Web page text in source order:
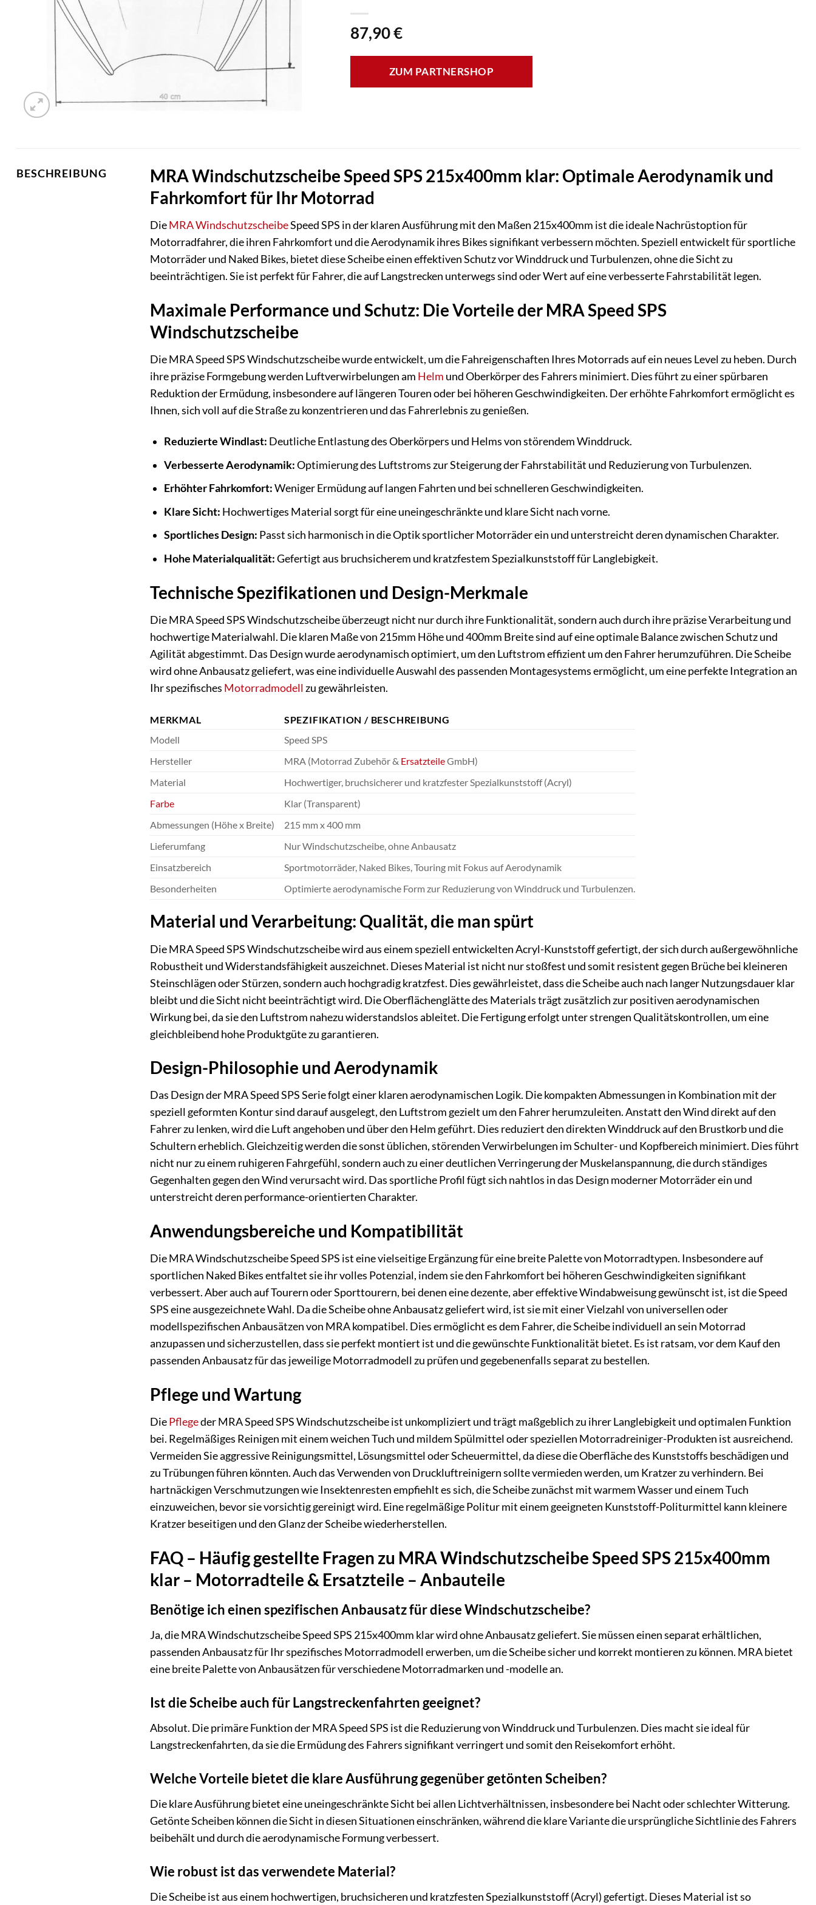
87,90€
ZUM PARTNERSHOP
BESCHREIBUNG
MRA Windschutzscheibe Speed SPS 215x400mm klar: Optimale Aerodynamik und
Fahrkomfort für Ihr Motorrad
DieMRAWindschutzscheibeSpeed SPS in der klaren Ausführung mit den Maßen 215x400mm ist die ideale Nachrüstoption für
Motorradfahrer, die ihren Fahrkomfort und die Aerodynamik ihres Bikes signifikant verbessern möchten. Speziell entwickelt für sportliche
Motorräder und Naked Bikes, bietet diese Scheibe einen effektiven Schutz vor Winddruck und Turbulenzen, ohne die Sicht zu
beeinträchtigen. Sie ist perfekt für Fahrer, die auf Langstrecken unterwegs sind oder Wert auf eine verbesserte Fahrstabilität legen.
Maximale Performance und Schutz: Die Vorteile der MRA Speed SPS
Windschutzscheibe
Die MRA Speed SPS Windschutzscheibe wurde entwickelt, um die Fahreigenschaften Ihres Motorrads auf ein neues Level zu heben. Durch
ihre präzise Formgebung werden Luftverwirbelungen am Helm und Oberkörper des Fahrers minimiert. Dies führt zu einer spürbaren
Reduktion der Ermüdung, insbesondere auf längeren Touren oder bei höheren Geschwindigkeiten. Der erhöhte Fahrkomfort ermöglicht es
Ihnen, sich voll auf die Straße zu konzentrieren und das Fahrerlebnis zu genießen.
Reduzierte Windlast: Deutliche Entlastung des Oberkörpers und Helms von störendem Winddruck.
Verbesserte Aerodynamik:Optimierung des Luftstroms zur Steigerung der Fahrstabilität und Reduzierung von Turbulenzen.
Erhöhter Fahrkomfort:Weniger Ermüdung auf langen Fahrten und bei schnelleren Geschwindigkeiten.
Klare Sicht: Hochwertiges Material sorgt für eine uneingeschränkte und klare Sicht nach vorne.
Sportliches Design: Passt sich harmonisch in die Optik sportlicher Motorräder ein und unterstreicht deren dynamischen Charakter.
Hohe Materialqualität:Gefertigt aus bruchsicherem und kratzfestem Spezialkunststoff für Langlebigkeit.
Technische Spezifikationen und Design-Merkmale
Die MRA Speed SPS Windschutzscheibe überzeugt nicht nur durch ihre Funktionalität, sondern auch durch ihre präzise Verarbeitung und
hochwertige Materialwahl. Die klaren Maße von 215mm Höhe und 400mm Breite sind auf eine optimale Balance zwischen Schutz und
Agilität abgestimmt. Das Design wurde aerodynamisch optimiert, um den Luftstrom effizient um den Fahrer herumzuführen. Die Scheibe
wird ohne Anbausatz geliefert, was eine individuelle Auswahl des passenden Montagesystems ermöglicht, um eine perfekte Integration an
Ihr spezifisches Motorradmodellzu gewährleisten.
MERKMAL
SPEZIFIKATION / BESCHREIBUNG
Modell
Speed SPS
Hersteller
MRA (Motorrad Zubehör & ErsatzteileGmbH)
Material
Hochwertiger, bruchsicherer und kratzfester Spezialkunststoff (Acryl)
Farbe
Klar (Transparent)
Abmessungen (Höhe x Breite)
215 mm x 400 mm
Lieferumfang
Nur Windschutzscheibe, ohne Anbausatz
Einsatzbereich
Sportmotorräder, Naked Bikes, Touring mit Fokus auf Aerodynamik
Besonderheiten
Optimierte aerodynamische Form zur Reduzierung von Winddruck und Turbulenzen.
Material und Verarbeitung: Qualität, die man spürt
Die MRA Speed SPS Windschutzscheibe wird aus einem speziell entwickelten Acryl-Kunststoff gefertigt, der sich durch außergewöhnliche
Robustheit und Widerstandsfähigkeit auszeichnet. Dieses Material ist nicht nur stoßfest und somit resistent gegen Brüche bei kleineren
Steinschlägen oder Stürzen, sondern auch hochgradig kratzfest. Dies gewährleistet, dass die Scheibe auch nach langer Nutzungsdauer klar
bleibt und die Sicht nicht beeinträchtigt wird. Die Oberflächenglätte des Materials trägt zusätzlich zur positiven aerodynamischen
Wirkung bei, da sie den Luftstrom nahezu widerstandslos ableitet. Die Fertigung erfolgt unter strengen Qualitätskontrollen, um eine
gleichbleibend hohe Produktgüte zu garantieren.
Design-Philosophie und Aerodynamik
Das Design der MRA Speed SPS Serie folgt einer klaren aerodynamischen Logik. Die kompakten Abmessungen in Kombination mit der
speziell geformten Kontur sind darauf ausgelegt, den Luftstrom gezielt um den Fahrer herumzuleiten. Anstatt den Wind direkt auf den
Fahrer zu lenken, wird die Luft angehoben und über den Helm geführt. Dies reduziert den direkten Winddruck auf den Brustkorb und die
Schultern erheblich. Gleichzeitig werden die sonst üblichen, störenden Verwirbelungen im Schulter- und Kopfbereich minimiert. Dies führt
nicht nur zu einem ruhigeren Fahrgefühl, sondern auch zu einer deutlichen Verringerung der Muskelanspannung, die durch ständiges
Gegenhalten gegen den Wind verursacht wird. Das sportliche Profil fügt sich nahtlos in das Design moderner Motorräder ein und
unterstreicht deren performance-orientierten Charakter.
Anwendungsbereiche und Kompatibilität
Die MRA Windschutzscheibe Speed SPS ist eine vielseitige Ergänzung für eine breite Palette von Motorradtypen. Insbesondere auf
sportlichen Naked Bikes entfaltet sie ihr volles Potenzial, indem sie den Fahrkomfort bei höheren Geschwindigkeiten signifikant
verbessert. Aber auch auf Tourern oder Sporttourern, bei denen eine dezente, aber effektive Windabweisung gewünscht ist, ist die Speed
SPS eine ausgezeichnete Wahl. Da die Scheibe ohne Anbausatz geliefert wird, ist sie mit einer Vielzahl von universellen oder
modellspezifischen Anbausätzen von MRA kompatibel. Dies ermöglicht es dem Fahrer, die Scheibe individuell an sein Motorrad
anzupassen und sicherzustellen, dass sie perfekt montiert ist und die gewünschte Funktionalität bietet. Es ist ratsam, vor dem Kauf den
passenden Anbausatz für das jeweilige Motorradmodell zu prüfen und gegebenenfalls separat zu bestellen.
Pflege und Wartung
DiePflegeder MRA Speed SPS Windschutzscheibe ist unkompliziert und trägt maßgeblich zu ihrer Langlebigkeit und optimalen Funktion
bei. Regelmäßiges Reinigen mit einem weichen Tuch und mildem Spülmittel oder speziellen Motorradreiniger-Produkten ist ausreichend.
Vermeiden Sie aggressive Reinigungsmittel, Lösungsmittel oder Scheuermittel, da diese die Oberfläche des Kunststoffs beschädigen und
zu Trübungen führen könnten. Auch das Verwenden von Druckluftreinigern sollte vermieden werden, um Kratzer zu verhindern. Bei
hartnäckigen Verschmutzungen wie Insektenresten empfiehlt es sich, die Scheibe zunächst mit warmem Wasser und einem Tuch
einzuweichen, bevor sie vorsichtig gereinigt wird. Eine regelmäßige Politur mit einem geeigneten Kunststoff-Politurmittel kann kleinere
Kratzer beseitigen und den Glanz der Scheibe wiederherstellen.
FAQ – Häufig gestellte Fragen zu MRA Windschutzscheibe Speed SPS 215x400mm
klar – Motorradteile & Ersatzteile – Anbauteile
Benötige ich einen spezifischen Anbausatz für diese Windschutzscheibe?
Ja, die MRA Windschutzscheibe Speed SPS 215x400mm klar wird ohne Anbausatz geliefert. Sie müssen einen separat erhältlichen,
passenden Anbausatz für Ihr spezifisches Motorradmodell erwerben, um die Scheibe sicher und korrekt montieren zu können. MRA bietet
eine breite Palette von Anbausätzen für verschiedene Motorradmarken und -modelle an.
Ist die Scheibe auch für Langstreckenfahrten geeignet?
Absolut. Die primäre Funktion der MRA Speed SPS ist die Reduzierung von Winddruck und Turbulenzen. Dies macht sie ideal für
Langstreckenfahrten, da sie die Ermüdung des Fahrers signifikant verringert und somit den Reisekomfort erhöht.
Welche Vorteile bietet die klare Ausführung gegenüber getönten Scheiben?
Die klare Ausführung bietet eine uneingeschränkte Sicht bei allen Lichtverhältnissen, insbesondere bei Nacht oder schlechter Witterung.
Getönte Scheiben können die Sicht in diesen Situationen einschränken, während die klare Variante die ursprüngliche Sichtlinie des Fahrers
beibehält und durch die aerodynamische Formung verbessert.
Wie robust ist das verwendete Material?
Die Scheibe ist aus einem hochwertigen, bruchsicheren und kratzfesten Spezialkunststoff (Acryl) gefertigt. Dieses Material ist so